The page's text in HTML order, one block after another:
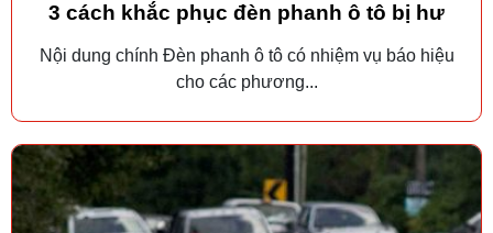
3 cách khắc phục đèn phanh ô tô bị hư
Nội dung chính Đèn phanh ô tô có nhiệm vụ báo hiệu
cho các phương...